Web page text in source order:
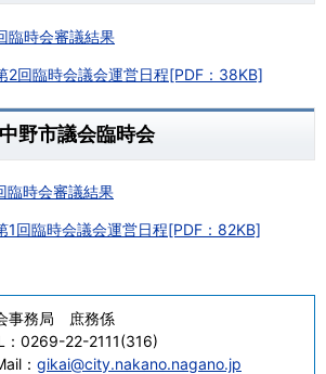
臨時会審議結果
2回臨時会議会運営日程[PDF：38KB]
野市議会臨時会
臨時会審議結果
1回臨時会議会運営日程[PDF：82KB]
事務局 庶務係
0269-22-2111(316)
： gikai@city.nakano.nagano.jp